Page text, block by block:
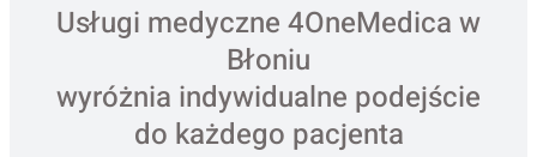
Usługi medyczne 4OneMedica w
Błoniu
wyróżnia indywidualne podejście
do każdego pacjenta